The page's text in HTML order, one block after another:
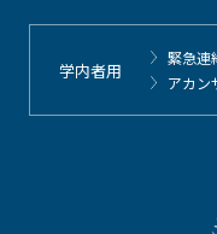
学内者用
緊急連
アカン